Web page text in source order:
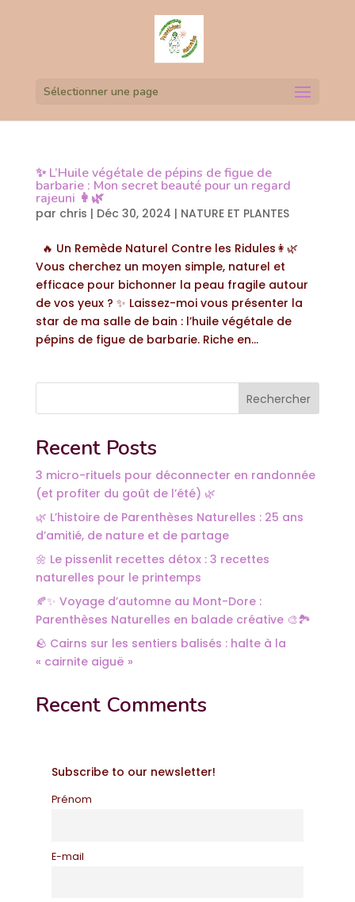
Sélectionner une page
✨ L’Huile végétale de pépins de figue de
barbarie : Mon secret beauté pour un regard
rajeuni 👩‍🌿
par chris | Déc 30, 2024 | NATURE ET PLANTES
🔥 Un Remède Naturel Contre les Ridules👩‍🌿
Vous cherchez un moyen simple, naturel et
efficace pour bichonner la peau fragile autour
de vos yeux ? ✨ Laissez-moi vous présenter la
star de ma salle de bain : l’huile végétale de
pépins de figue de barbarie. Riche en...
Rechercher
Recent Posts
3 micro-rituels pour déconnecter en randonnée
(et profiter du goût de l’été) 🌿
🌿 L’histoire de Parenthèses Naturelles : 25 ans
d’amitié, de nature et de partage
🌼 Le pissenlit recettes détox : 3 recettes
naturelles pour le printemps
🍂✨ Voyage d’automne au Mont-Dore :
Parenthèses Naturelles en balade créative 🎨🏞️
🪨 Cairns sur les sentiers balisés : halte à la
« cairnite aiguë »
Recent Comments
Subscribe to our newsletter!
Prénom
E-mail